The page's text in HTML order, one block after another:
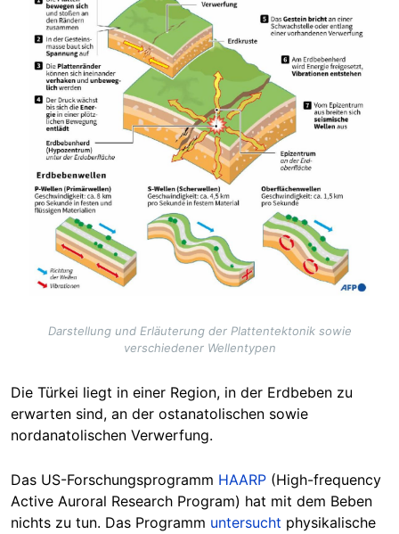
Darstellung und Erläuterung der Plattentektonik sowie
verschiedener Wellentypen
Die Türkei liegt in einer Region, in der Erdbeben zu
erwarten sind, an der ostanatolischen sowie
nordanatolischen Verwerfung.
Das US-Forschungsprogramm HAARP (High-frequency
Active Auroral Research Program) hat mit dem Beben
nichts zu tun. Das Programm untersucht physikalische